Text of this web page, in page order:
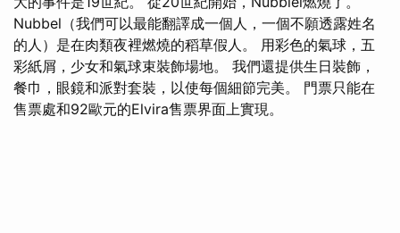
Nubbel（我們可以最能翻譯成一個人，一個不願透露姓名
的人）是在肉類夜裡燃燒的稻草假人。 用彩色的氣球，五
彩紙屑，少女和氣球束裝飾場地。 我們還提供生日裝飾，
餐巾，眼鏡和派對套裝，以使每個細節完美。 門票只能在
售票處和92歐元的Elvira售票界面上實現。